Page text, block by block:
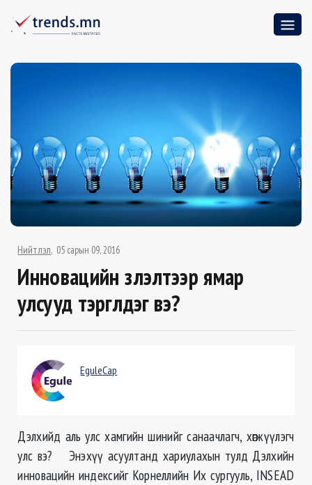
Нийтлэл 05 сарын 09, 2016
Инновацийн үзүүлэлтээр ямар
улсууд тэргүүлдэг вэ?
EguleCap
Дэлхийд аль улс хамгийн шинийг санаачлагч, хөгжүүлэгч
улс вэ? Энэхүү асуултанд хариулахын тулд Дэлхийн
инновацийн индексийг Корнеллийн Их сургууль, INSEAD